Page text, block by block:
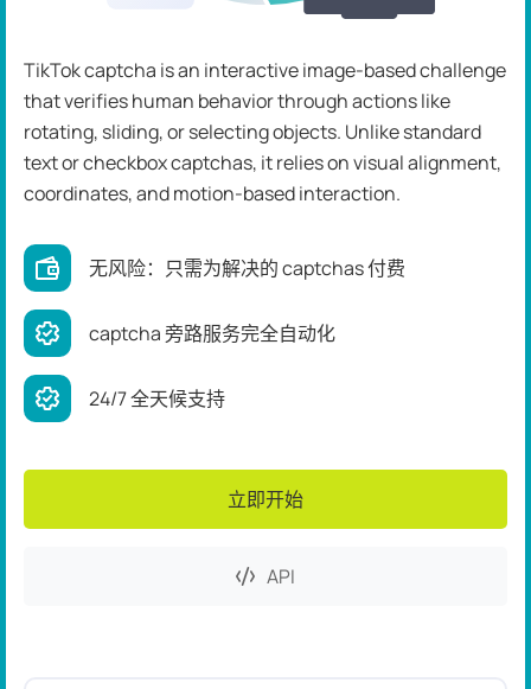
TikTok captcha is an interactive image-based challenge
that verifies human behavior through actions like
rotating, sliding, or selecting objects. Unlike standard
text or checkbox captchas, it relies on visual alignment,
coordinates, and motion-based interaction.
无风险：只需为解决的 captchas 付费
captcha 旁路服务完全自动化
24/7 全天候支持
立即开始
API